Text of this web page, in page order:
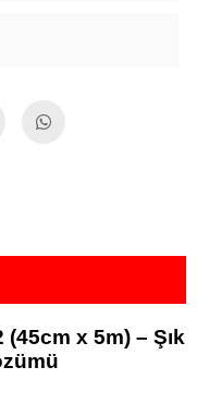
x 5m) – Şık